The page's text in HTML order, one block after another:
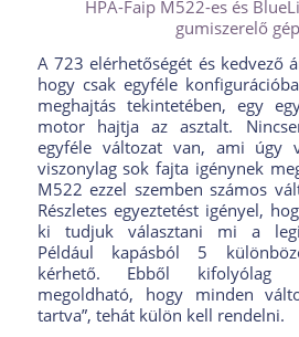
HPA-Faip M522-es és
gumiszerelő
A 723 elérhetőségét és kedvező
hogy csak egyféle
meghajtás tekintetében, egy
motor hajtja az asztalt.
egyféle változat van, ami úgy
viszonylag sok fajta igénynek
M522 ezzel szemben számos
Részletes egyeztetést igényel,
ki tudjuk választani mi a
Például kapásból 5
kérhető. Ebből kifolyólag
megoldható, hogy minden
tartva”, tehát külön kell rendelni.